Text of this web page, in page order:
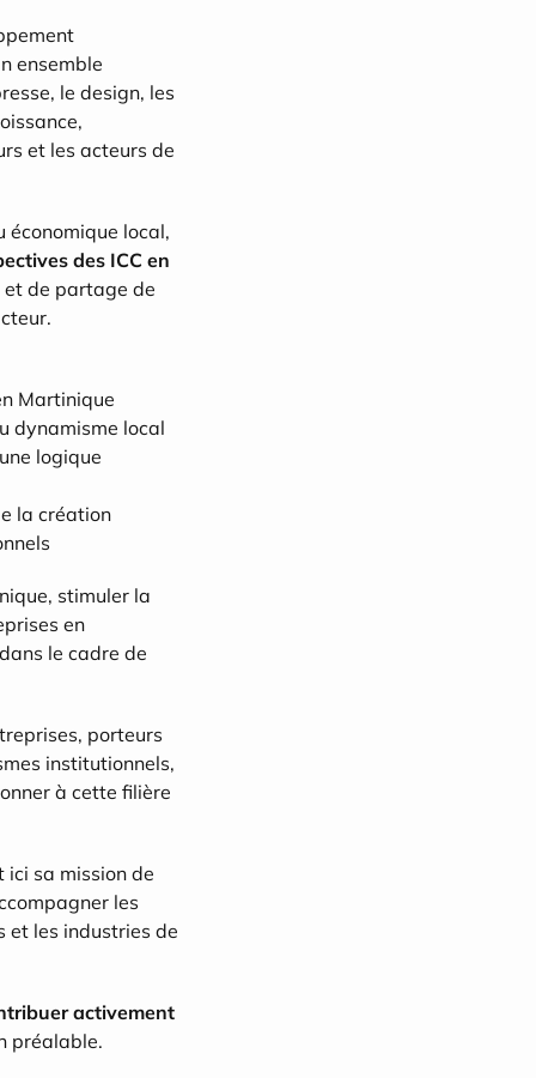
ensemble
le design, les
et les acteurs de
économique local,
des ICC en
et de partage de
Martinique
dynamisme local
logique
la création
stimuler la
en
le cadre de
porteurs
institutionnels,
à cette filière
ici sa mission de
les
et les industries de
activement
préalable.